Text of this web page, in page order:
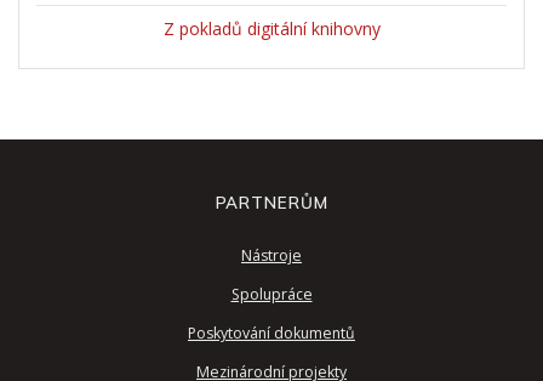
Z pokladů digitální knihovny
PARTNERŮM
Nástroje
Spolupráce
Poskytování dokumentů
Mezinárodní projekty